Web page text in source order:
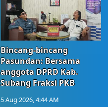
Bincang-bincang
Pasundan: Bersama
anggota DPRD Kab.
Subang Fraksi PKB
5 Aug 2026, 4:44 AM